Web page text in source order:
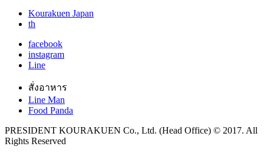
Kourakuen Japan
th
facebook
instagram
Line
สั่งอาหาร
Line Man
Food Panda
PRESIDENT KOURAKUEN Co., Ltd. (Head Office) © 2017. All
Rights Reserved